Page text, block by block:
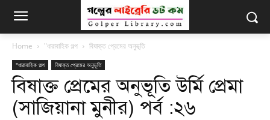
Home "ধারাবাহিক গল্প বিষাক্ত প্রেমের অনুভূতি
"ধারাবাহিক গল্প বিষাক্ত প্রেমের অনুভূতি
বিষাক্ত প্রেমের অনুভূতি উর্মি প্রেমা
(সাজিয়ানা মুনীর) পর্ব :২৬